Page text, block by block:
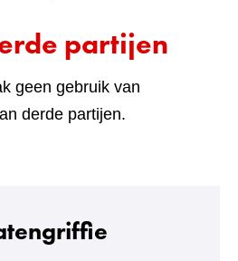
partijen
geen gebruik van
derde partijen.